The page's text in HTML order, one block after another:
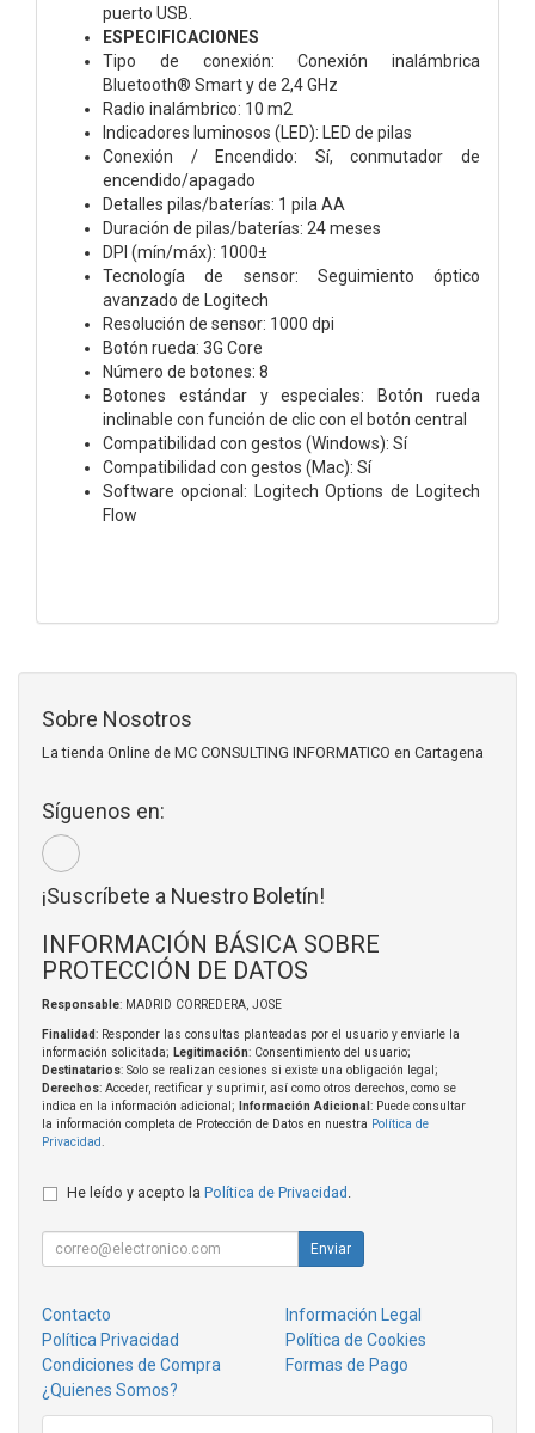
puerto USB.
ESPECIFICACIONES
Tipo de conexión: Conexión inalámbrica
Bluetooth® Smart y de 2,4 GHz
Radio inalámbrico: 10 m2
Indicadores luminosos (LED): LED de pilas
Conexión / Encendido: Sí, conmutador de
encendido/apagado
Detalles pilas/baterías: 1 pila AA
Duración de pilas/baterías: 24 meses
DPI (mín/máx): 1000±
Tecnología de sensor: Seguimiento óptico
avanzado de Logitech
Resolución de sensor: 1000 dpi
Botón rueda: 3G Core
Número de botones: 8
Botones estándar y especiales: Botón rueda
inclinable con función de clic con el botón central
Compatibilidad con gestos (Windows): Sí
Compatibilidad con gestos (Mac): Sí
Software opcional: Logitech Options de Logitech
Flow
Sobre Nosotros
La tienda Online de MC CONSULTING INFORMATICO en Cartagena
Síguenos en:
¡Suscríbete a Nuestro Boletín!
INFORMACIÓN BÁSICA SOBRE
PROTECCIÓN DE DATOS
Responsable: MADRID CORREDERA, JOSE
Finalidad: Responder las consultas planteadas por el usuario y enviarle la
información solicitada; Legitimación: Consentimiento del usuario;
Destinatarios: Solo se realizan cesiones si existe una obligación legal;
Derechos: Acceder, rectificar y suprimir, así como otros derechos, como se
indica en la información adicional;
Información Adicional : Puede consultar
la información completa de Protección de Datos en nuestra Política de
Privacidad
He leído y acepto la Política de Privacidad
Enviar
Contacto
Información Legal
Política Privacidad
Política de Cookies
Condiciones de Compra
Formas de Pago
¿Quienes Somos?